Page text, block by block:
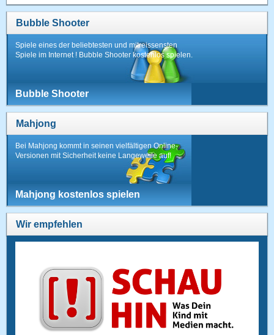
Bubble Shooter
Spiele eines der beliebtesten und mitreissensten
Spiele im Internet ! Bubble Shooter kostenlos spielen.
Bubble Shooter
Mahjong
Bei Mahjong kommt in seinen vielfältigen Online-
Versionen mit Sicherheit keine Langeweile auf!
Mahjong kostenlos spielen
Wir empfehlen